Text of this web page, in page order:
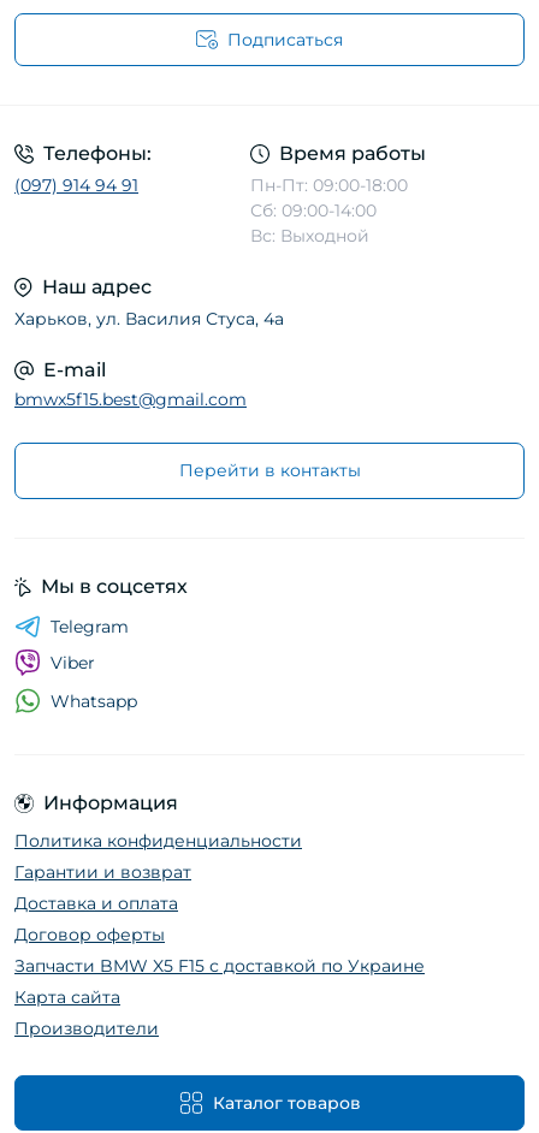
Подписаться
Телефоны:
(097) 914 94 91
Время работы
Пн-Пт: 09:00-18:00
Сб: 09:00-14:00
Вс: Выходной
Наш адрес
Харьков, ул. Василия Стуса, 4а
E-mail
bmwx5f15.best@gmail.com
Перейти в контакты
Информация
Политика конфиденциальности
Гарантии и возврат
Доставка и оплата
Договор оферты
Запчасти BMW X5 F15 с доставкой по Украине
Карта сайта
Производители
Каталог товаров
Мы в соцсетях
Telegram
Viber
Whatsapp